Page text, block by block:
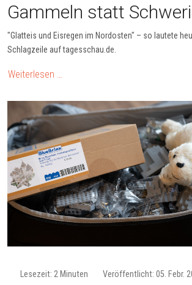
Gammeln statt
"Glatteis und Eisregen im Nordosten" – so lautete
Schlagzeile auf tagesschau.de.
Weiterlesen …
Lesezeit: 2 Minuten Veröffentlicht: 05. Febr.